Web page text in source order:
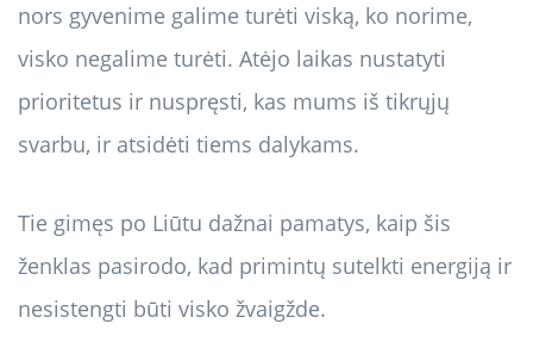
nors gyvenime galime turėti viską, ko norime,
visko negalime turėti. Atėjo laikas nustatyti
prioritetus ir nuspręsti, kas mums iš tikrųjų
svarbu, ir atsidėti tiems dalykams.
Tie gimęs po Liūtu dažnai pamatys, kaip šis
ženklas pasirodo, kad primintų sutelkti energiją ir
nesistengti būti visko žvaigžde.